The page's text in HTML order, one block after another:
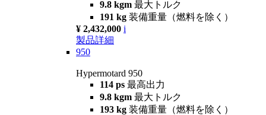
9.8 kgm 最大トルク
191 kg 装備重量（燃料を除く）
¥ 2,432,000 i
製品詳細
950
Hypermotard 950
114 ps 最高出力
9.8 kgm 最大トルク
193 kg 装備重量（燃料を除く）